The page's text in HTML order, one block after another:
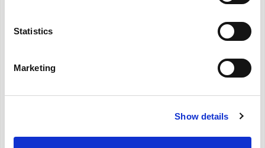
Statistics
Marketing
Show details
Caldorad digital